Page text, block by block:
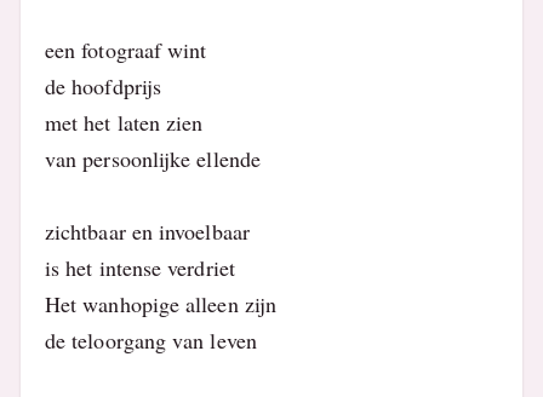
een fotograaf wint
de hoofdprijs
met het laten zien
van persoonlijke ellende
zichtbaar en invoelbaar
is het intense verdriet
Het wanhopige alleen zijn
de teloorgang van leven